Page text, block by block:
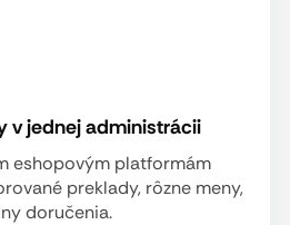
v jednej administrácii
eshopovým platformám
preklady, rôzne meny,
doručenia.